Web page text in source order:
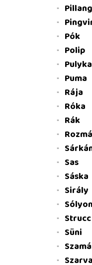
Pók
Polip
Pulyka
Puma
Rája
Róka
Rák
Sas
Sáska
Sirály
Strucc
Süni